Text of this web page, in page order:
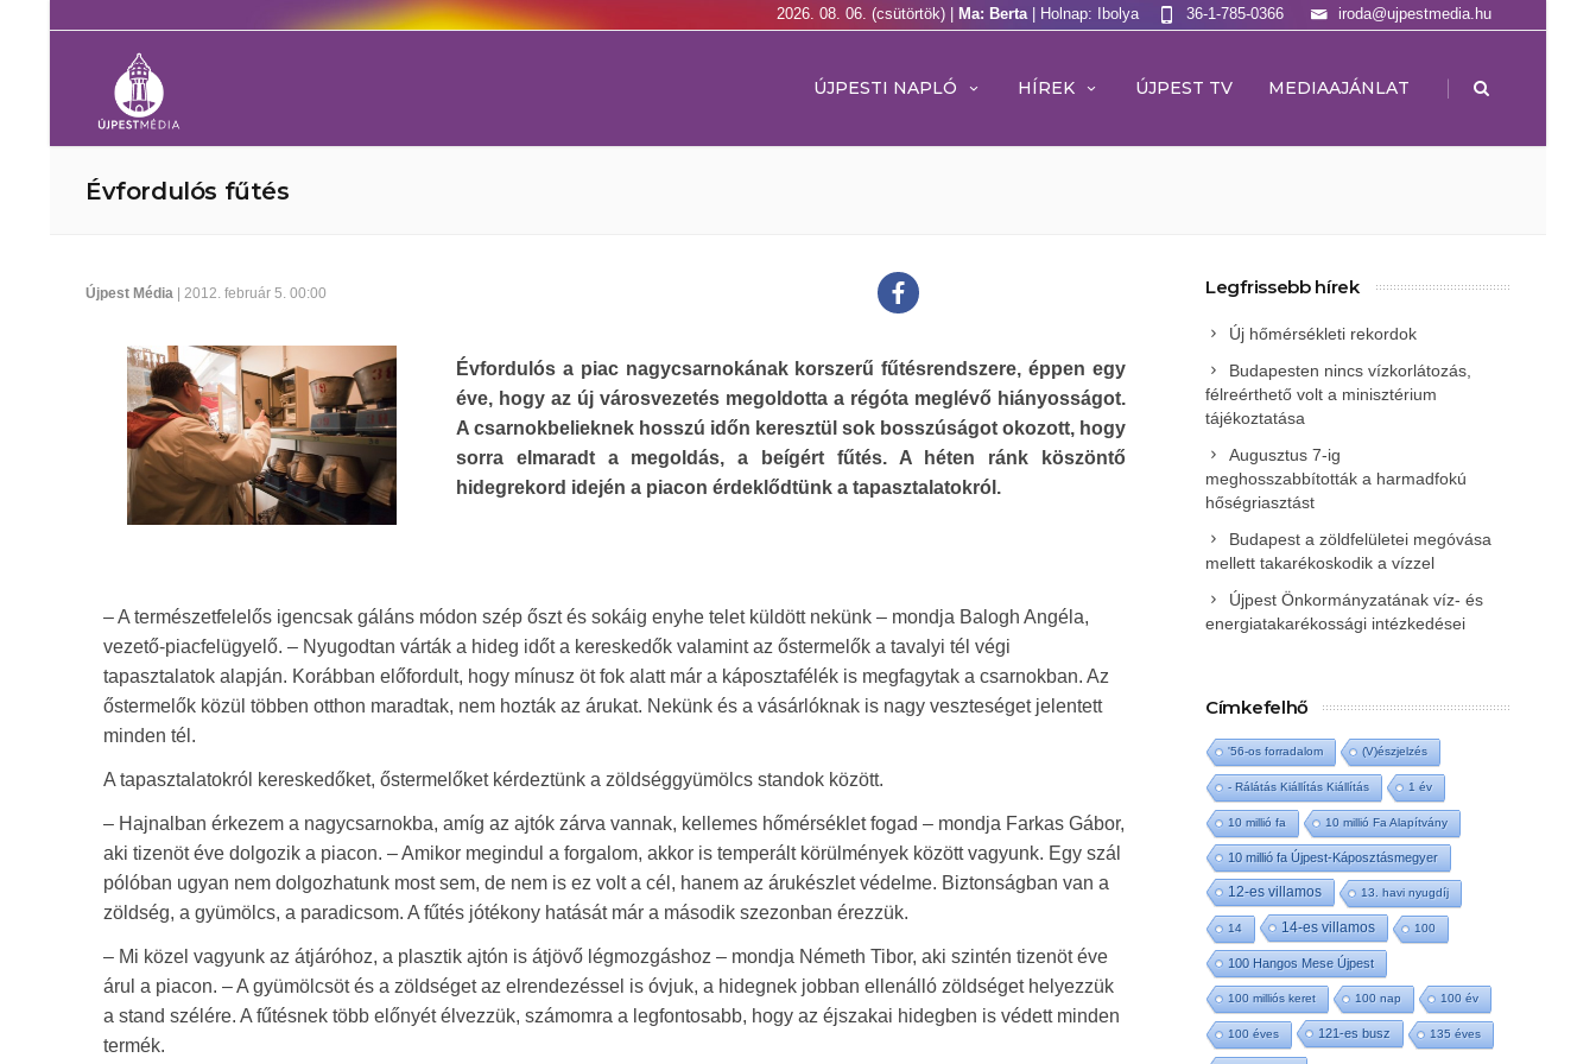
2026. 08. 06. (csütörtök) | Ma: Berta | Holnap: Ibolya iroda@ujpestmedia.hu
36-1-785-0366
ÚJPESTI NAPLÓ HÍREK ÚJPEST TV MEDIAAJÁNLAT |
Évfordulós fűtés
Újpest Média | 2012. február 5. 00:00
Évfordulós a piac nagycsarnokának korszerű fűtésrendszere, éppen egy
éve, hogy az új városvezetés megoldotta a régóta meglévő hiányosságot.
A csarnokbelieknek hosszú időn keresztül sok bosszúságot okozott, hogy
sorra elmaradt a megoldás, a beígért fűtés. A héten ránk köszöntő
hidegrekord idején a piacon érdeklődtünk a tapasztalatokról.
– A természetfelelős igencsak gáláns módon szép őszt és sokáig enyhe telet küldött nekünk – mondja Balogh Angéla,
vezető-piacfelügyelő. – Nyugodtan várták a hideg időt a kereskedők valamint az őstermelők a tavalyi tél végi
tapasztalatok alapján. Korábban előfordult, hogy mínusz öt fok alatt már a káposztafélék is megfagytak a csarnokban. Az
őstermelők közül többen otthon maradtak, nem hozták az árukat. Nekünk és a vásárlóknak is nagy veszteséget jelentett
minden tél.
A tapasztalatokról kereskedőket, őstermelőket kérdeztünk a zöldséggyümölcs standok között.
– Hajnalban érkezem a nagycsarnokba, amíg az ajtók zárva vannak, kellemes hőmérséklet fogad – mondja Farkas Gábor,
aki tizenöt éve dolgozik a piacon. – Amikor megindul a forgalom, akkor is temperált körülmények között vagyunk. Egy szál
pólóban ugyan nem dolgozhatunk most sem, de nem is ez volt a cél, hanem az árukészlet védelme. Biztonságban van a
zöldség, a gyümölcs, a paradicsom. A fűtés jótékony hatását már a második szezonban érezzük.
– Mi közel vagyunk az átjáróhoz, a plasztik ajtón is átjövő légmozgáshoz – mondja Németh Tibor, aki szintén tizenöt éve
árul a piacon. – A gyümölcsöt és a zöldséget az elrendezéssel is óvjuk, a hidegnek jobban ellenálló zöldséget helyezzük
a stand szélére. A fűtésnek több előnyét élvezzük, számomra a legfontosabb, hogy az éjszakai hidegben is védett minden
termék.
Legfrissebb hírek
Új hőmérsékleti rekordok
Budapesten nincs vízkorlátozás,
félreérthető volt a minisztérium
tájékoztatása
Augusztus 7-ig
meghosszabbították a harmadfokú
hőségriasztást
Budapest a zöldfelületei megóvása
mellett takarékoskodik a vízzel
Újpest Önkormányzatának víz- és
energiatakarékossági intézkedései
Címkefelhő
'56-os forradalom (V)észjelzés
- Rálátás Kiállítás Kiállítás 1 év
10 millió fa 10 millió Fa Alapítvány
10 millió fa Újpest-Káposztásmegyer
12-es villamos 13. havi nyugdíj
14 14-es villamos 100
100 Hangos Mese Újpest
100 milliós keret 100 nap 100 év
100 éves 121-es busz 135 éves